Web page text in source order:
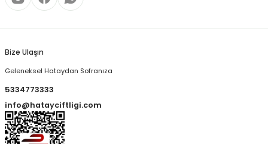
Bize Ulaşın
Geleneksel Hataydan Sofranıza
5334773333
info@hatayciftligi.com